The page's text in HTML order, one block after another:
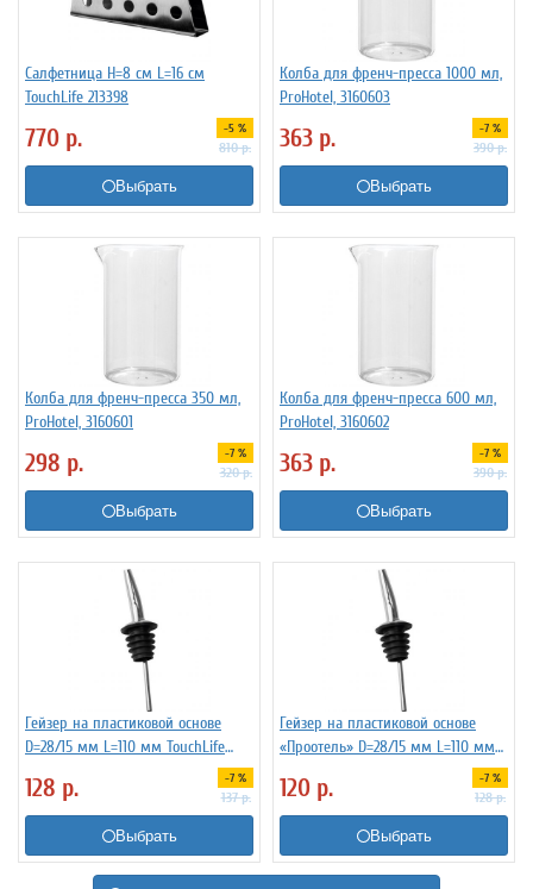
Салфетница H=8 см L=16 см
TouchLife 213398
770 р. -5 %
810р.
Выбрать
Колба для френч-пресса 1000 мл,
ProHotel, 3160603
363 р. -7 %
390р.
Выбрать
Колба для френч-пресса 350 мл,
ProHotel, 3160601
298 р. -7 %
320р.
Выбрать
Колба для френч-пресса 600 мл,
ProHotel, 3160602
363 р. -7 %
390р.
Выбрать
Гейзер на пластиковой основе
D=28/15 мм L=110 мм TouchLife
128 р. -7 %
137р.
Выбрать
Гейзер на пластиковой основе
«Проотель» D=28/15 мм L=110 мм
120 р. -7 %
128р.
Выбрать